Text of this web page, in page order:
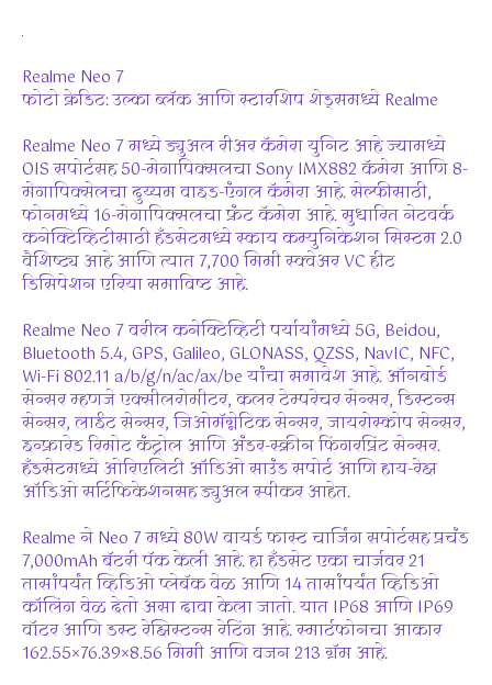
Realme Neo 7
फोटो क्रेडिट: उल्का ब्लॅक आणि स्टारशिप शेड्समध्ये Realme
Realme Neo 7 मध्ये ड्युअल रीअर कॅमेरा युनिट आहे ज्यामध्ये
OIS सपोर्टसह 50-मेगापिक्सलचा Sony IMX882 कॅमेरा आणि 8-
मेगापिक्सेलचा दुय्यम वाइड-एंगल कॅमेरा आहे. सेल्फीसाठी,
फोनमध्ये 16-मेगापिक्सलचा फ्रंट कॅमेरा आहे. सुधारित नेटवर्क
कनेक्टिव्हिटीसाठी हँडसेटमध्ये स्काय कम्युनिकेशन सिस्टम 2.0
वैशिष्ट्य आहे आणि त्यात 7,700 मिमी स्क्वेअर VC हीट
डिसिपेशन एरिया समाविष्ट आहे.
Realme Neo 7 वरील कनेक्टिव्हिटी पर्यायांमध्ये 5G, Beidou,
Bluetooth 5.4, GPS, Galileo, GLONASS, QZSS, NavIC, NFC,
Wi-Fi 802.11 a/b/g/n/ac/ax/be यांचा समावेश आहे. ऑनबोर्ड
सेन्सर म्हणजे एक्सीलरोमीटर, कलर टेम्परेचर सेन्सर, डिस्टन्स
सेन्सर, लाईट सेन्सर, जिओमॅग्नेटिक सेन्सर, जायरोस्कोप सेन्सर,
इन्फ्रारेड रिमोट कंट्रोल आणि अंडर-स्क्रीन फिंगरप्रिंट सेन्सर.
हँडसेटमध्ये ओरिएलिटी ऑडिओ साउंड सपोर्ट आणि हाय-रेझ
ऑडिओ सर्टिफिकेशनसह ड्युअल स्पीकर आहेत.
Realme ने Neo 7 मध्ये 80W वायर्ड फास्ट चार्जिंग सपोर्टसह प्रचंड
7,000mAh बॅटरी पॅक केली आहे. हा हँडसेट एका चार्जवर 21
तासांपर्यंत व्हिडिओ प्लेबॅक वेळ आणि 14 तासांपर्यंत व्हिडिओ
कॉलिंग वेळ देतो असा दावा केला जातो. यात IP68 आणि IP69
वॉटर आणि डस्ट रेझिस्टन्स रेटिंग आहे. स्मार्टफोनचा आकार
162.55×76.39×8.56 मिमी आणि वजन 213 ग्रॅम आहे.